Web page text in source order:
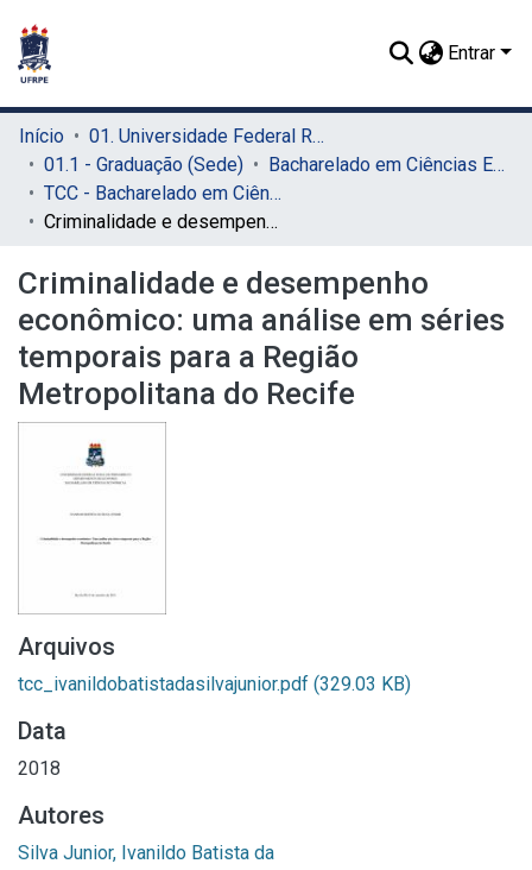
Entrar
Início
01. Universidade Federal Rural de Pernambuco - UFRPE (Sede)
01.1 - Graduação (Sede)
Bacharelado em Ciências Econômicas (Sede)
TCC - Bacharelado em Ciências Econômicas (Sede)
Criminalidade e desempenho econômico: uma análise em séries temporais para a Região Metropolitana do Recife
Criminalidade e desempenho
econômico: uma análise em séries
temporais para a Região
Metropolitana do Recife
Arquivos
tcc_ivanildobatistadasilvajunior.pdf (329.03 KB)
Data
2018
Autores
Silva Junior, Ivanildo Batista da